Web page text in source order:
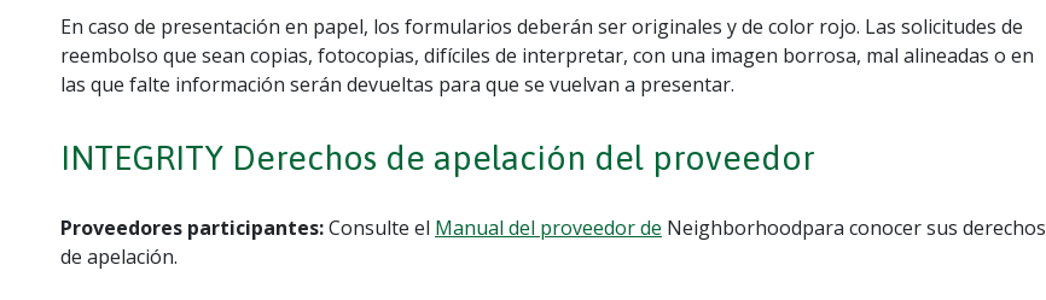
En caso de presentación en papel, los formularios deberán ser originales y de color rojo. Las solicitudes de
reembolso que sean copias, fotocopias, difíciles de interpretar, con una imagen borrosa, mal alineadas o en
las que falte información serán devueltas para que se vuelvan a presentar.
INTEGRITY Derechos de apelación del proveedor
Proveedores participantes:Consulte el Manual del proveedor de Neighborhoodpara conocer sus derechos
de apelación.